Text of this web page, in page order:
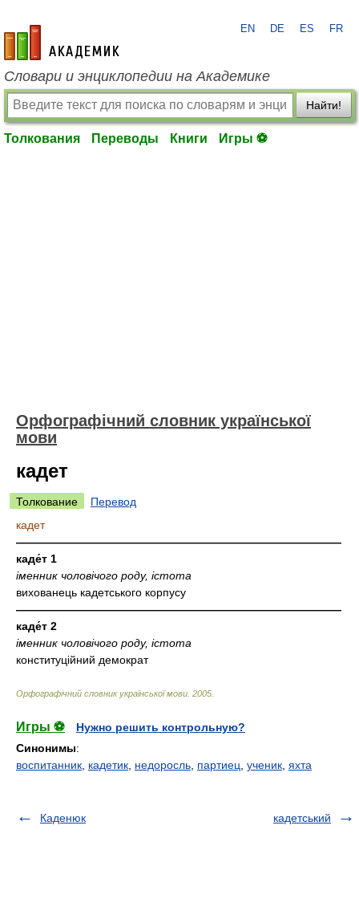
academic.ru
EN DE ES FR
Словари и энциклопедии на Академике
Найти!
Толкования Переводы Книги Игры ⚽
Орфографічний словник української
мови
кадет
Толкование
Перевод
кадет
—————————————————————————————
каде́т 1
іменник чоловічого роду, істота
вихованець кадетського корпусу
—————————————————————————————
каде́т 2
іменник чоловічого роду, істота
конституційний демократ
Орфографічний словник української мови 2005
Игры ⚽
Нужно решить контрольную?
Синонимы:
воспитанник кадетик недоросль партиец ученик яхта
Каденюк кадетський